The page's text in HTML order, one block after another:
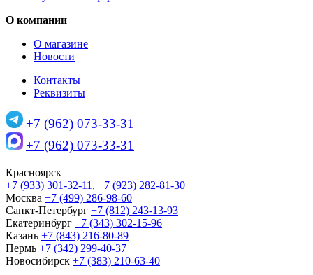
О компании
О магазине
Новости
Контакты
Реквизиты
+7 (962) 073-33-31
+7 (962) 073-33-31
Красноярск
+7 (933) 301-32-11 , +7 (923) 282-81-30
Москва +7 (499) 286-98-60
Санкт-Петербург +7 (812) 243-13-93
Екатеринбург +7 (343) 302-15-96
Казань +7 (843) 216-80-89
Пермь +7 (342) 299-40-37
Новосибирск +7 (383) 210-63-40